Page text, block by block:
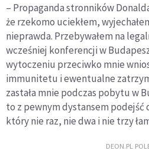
– Propaganda stronników
że rzekomo uciekłem,
nieprawda. Przebywałem na
wcześniej konferencji w
wytoczeniu przeciwko mnie
immunitetu i ewentualne
zastała mnie podczas pobytu w
to z pewnym dystansem podejść
który nie raz, nie dwa i nie trzy
DEON.PL